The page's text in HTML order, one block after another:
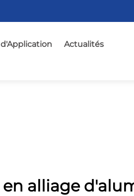
Actualités
en alliage